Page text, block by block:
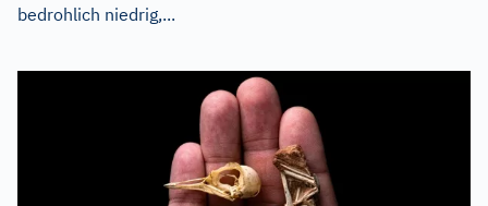
bedrohlich niedrig,...